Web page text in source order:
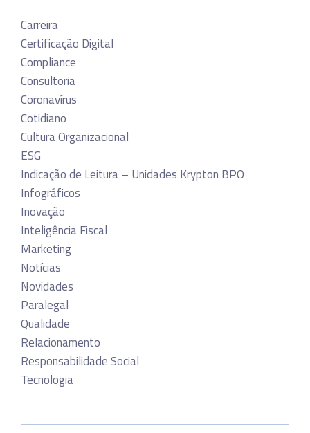
Carreira
Certificação Digital
Compliance
Consultoria
Coronavírus
Cotidiano
Cultura Organizacional
ESG
Indicação de Leitura – Unidades Krypton BPO
Infográficos
Inovação
Inteligência Fiscal
Marketing
Notícias
Novidades
Paralegal
Qualidade
Relacionamento
Responsabilidade Social
Tecnologia